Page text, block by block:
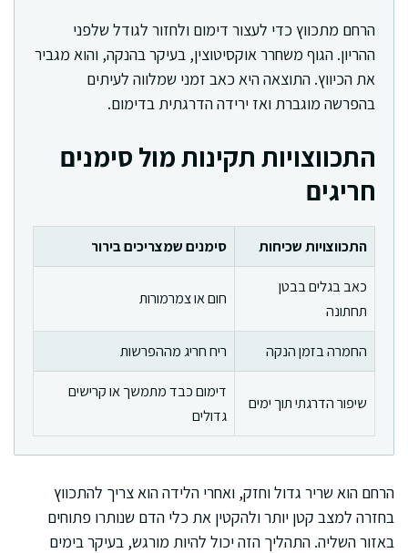
הרחם מתכווץ כדי לעצור דימום ולחזור לגודל שלפני
ההריון. הגוף משחרר אוקסיטוצין, בעיקר בהנקה, והוא מגביר
את הכיווץ. התוצאה היא כאב זמני שמלווה לעיתים
בהפרשה מוגברת ואז ירידה הדרגתית בדימום.
התכווצויות תקינות מול סימנים
חריגים
התכווצויות שכיחות
סימנים שמצריכים בירור
כאב בגלים בבטן
תחתונה
חום או צמרמורות
החמרה בזמן הנקה ריח חריג מההפרשות
שיפור הדרגתי תוך ימים
דימום כבד מתמשך או קרישים
גדולים
הרחם הוא שריר גדול וחזק, ואחרי הלידה הוא צריך להתכווץ
בחזרה למצב קטן יותר ולהקטין את כלי הדם שנותרו פתוחים
באזור השליה. התהליך הזה יכול להיות מורגש, בעיקר בימים